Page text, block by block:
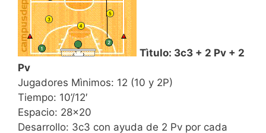
Tìtulo: 3c3 + 2 Pv + 2
Pv
Jugadores Mìnimos: 12 (10 y 2P)
Tiempo: 10’/12′
Espacio: 28×20
Desarrollo: 3c3 con ayuda de 2 Pv por cada